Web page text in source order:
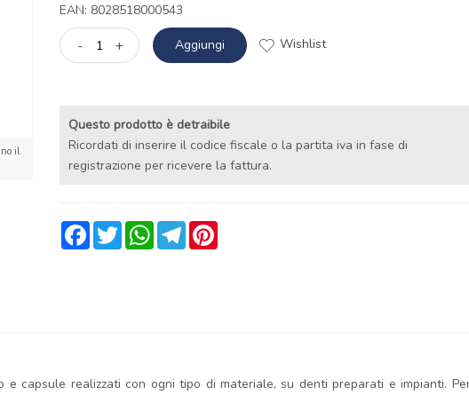
il
EAN: 8028518000543
- + Aggiungi Wishlist
Questo prodotto è detraibile
Ricordati di inserire il codice fiscale o la partita iva in fase di
registrazione per ricevere la fattura.
FacebookTwitter WhatsApp
Telegram
e capsule realizzati con ogni tipo di materiale, su denti preparati e impianti.